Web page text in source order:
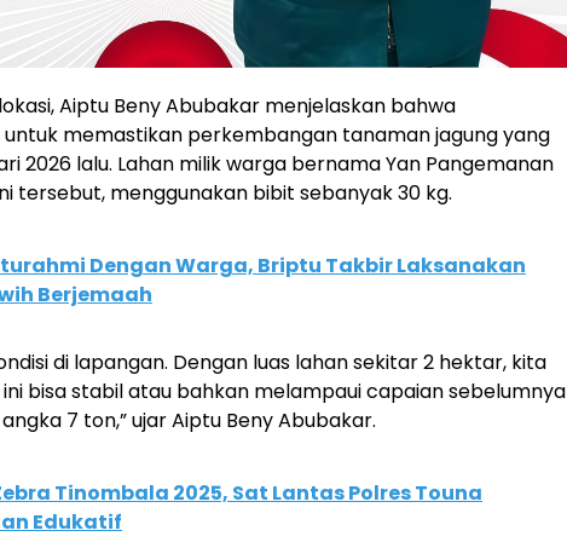
Aiptu Beny Abubakar menjelaskan bahwa
memastikan perkembangan tanaman jagung yang
2026 lalu. Lahan milik warga bernama Yan Pangemanan
tersebut, menggunakan bibit sebanyak 30 kg.
Dengan Warga, Briptu Takbir Laksanakan
Berjemaah
di lapangan. Dengan luas lahan sekitar 2 hektar, kita
bisa stabil atau bahkan melampaui capaian sebelumnya
7 ton,” ujar Aiptu Beny Abubakar.
Tinombala 2025, Sat Lantas Polres Touna
Edukatif